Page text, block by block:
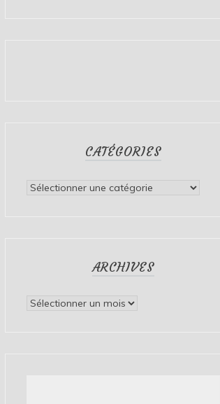
CATÉGORIES
Catégories
ARCHIVES
Archives